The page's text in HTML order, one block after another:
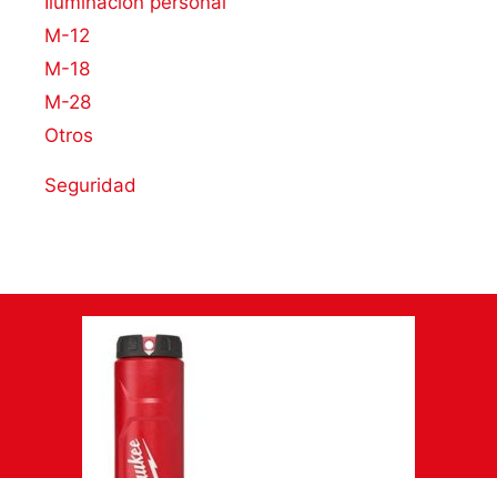
M-12
M-18
M-28
Otros
Seguridad